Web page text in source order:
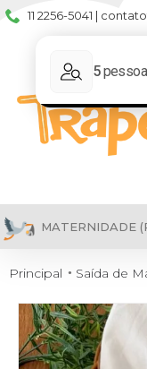
11 2256-5041 |
MATERNIDADE
Principal Saída de